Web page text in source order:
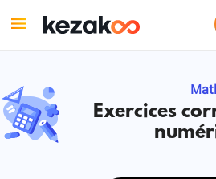
Exercices